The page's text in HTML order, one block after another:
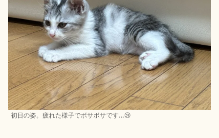
初日の姿。疲れた様子でボサボサです…😢